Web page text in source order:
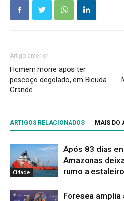
Artigo anterior
Homem morre após ter
pescoço degolado, em Bicuda
Grande
ARTIGOS RELACIONADOS MAIS DO
Cidade
Após 83 dias
Amazonas
rumo a
Foresea amplia